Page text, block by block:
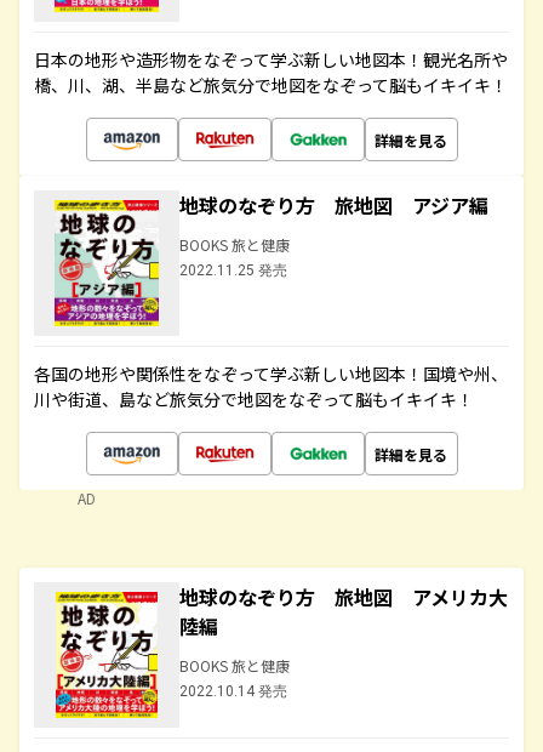
日本の地形や造形物をなぞって学ぶ新しい地図本！観光名所や
橋、川、湖、半島など旅気分で地図をなぞって脳もイキイキ！
詳細を見る
地球のなぞり方 旅地図 アジア編
BOOKS 旅と健康
2022.11.25 発売
各国の地形や関係性をなぞって学ぶ新しい地図本！国境や州、
川や街道、島など旅気分で地図をなぞって脳もイキイキ！
詳細を見る
AD
地球のなぞり方 旅地図 アメリカ大
陸編
BOOKS 旅と健康
2022.10.14 発売